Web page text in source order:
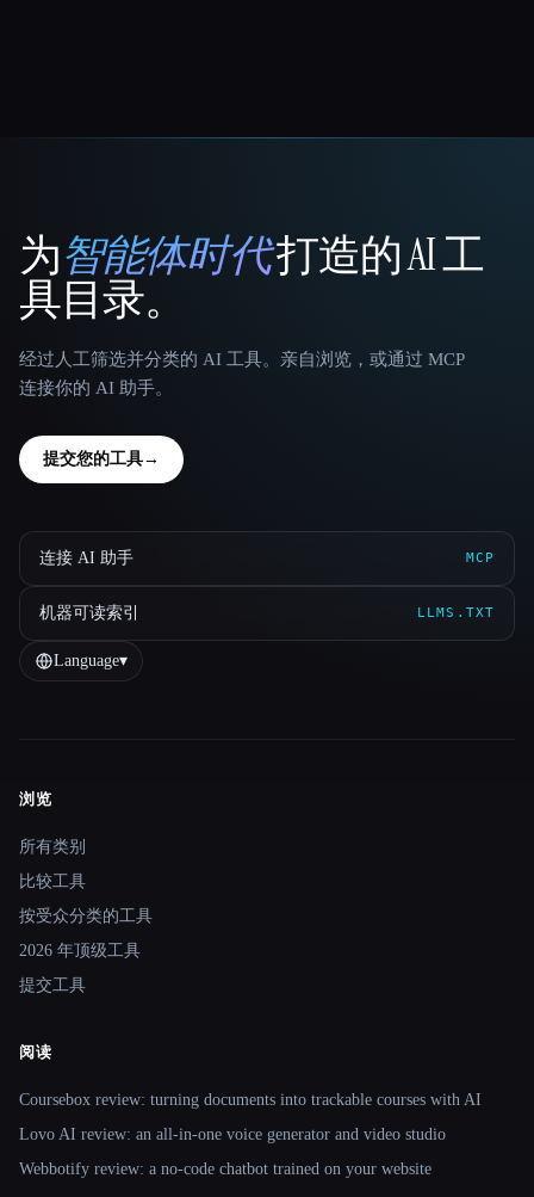
That AI Collection
为智能体时代打造的 AI 工
具目录。
经过人工筛选并分类的 AI 工具。亲自浏览，或通过 MCP
连接你的 AI 助手。
提交您的工具→
连接 AI 助手 MCP
机器可读索引 LLMS.TXT
Language▾
Site navigation
浏览
所有类别
比较工具
按受众分类的工具
2026 年顶级工具
提交工具
阅读
Coursebox review: turning documents into trackable courses with AI
Lovo AI review: an all-in-one voice generator and video studio
Webbotify review: a no-code chatbot trained on your website